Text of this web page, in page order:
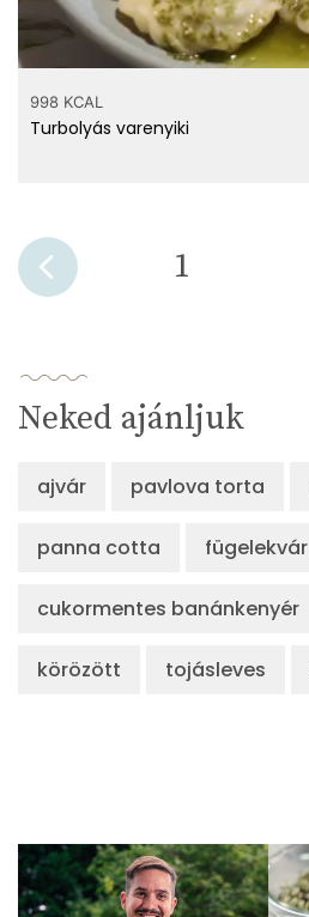
998 KCAL
Turbolyás varenyiki
1
Neked ajánljuk
ajvár pavlova torta
panna cotta fügelekvár
cukormentes banánkenyér
körözött tojásleves